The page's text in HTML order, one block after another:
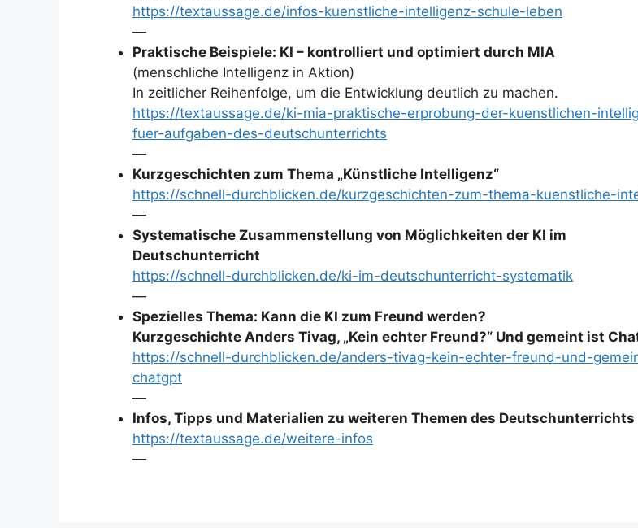
https://textaussage.de/infos-kuenstliche-intelligenz-schule-leben
—
Praktische Beispiele: KI – kontrolliert und optimiert durch MIA
(menschliche Intelligenz in Aktion)
In zeitlicher Reihenfolge, um die Entwicklung deutlich zu machen.
https://textaussage.de/ki-mia-praktische-erprobung-der-kuenstlichen-
fuer-aufgaben-des-deutschunterrichts
—
Kurzgeschichten zum Thema „Künstliche Intelligenz“
https://schnell-durchblicken.de/kurzgeschichten-zum-thema-kuenstliche-
—
Systematische Zusammenstellung von Möglichkeiten der KI im
Deutschunterricht
https://schnell-durchblicken.de/ki-im-deutschunterricht-systematik
—
Spezielles Thema: Kann die KI zum Freund werden?
Kurzgeschichte Anders Tivag, „Kein echter Freund?“ Und gemeint ist
https://schnell-durchblicken.de/anders-tivag-kein-echter-freund-und-
chatgpt
—
Infos, Tipps und Materialien zu weiteren Themen des Deutschunterrichts
https://textaussage.de/weitere-infos
—